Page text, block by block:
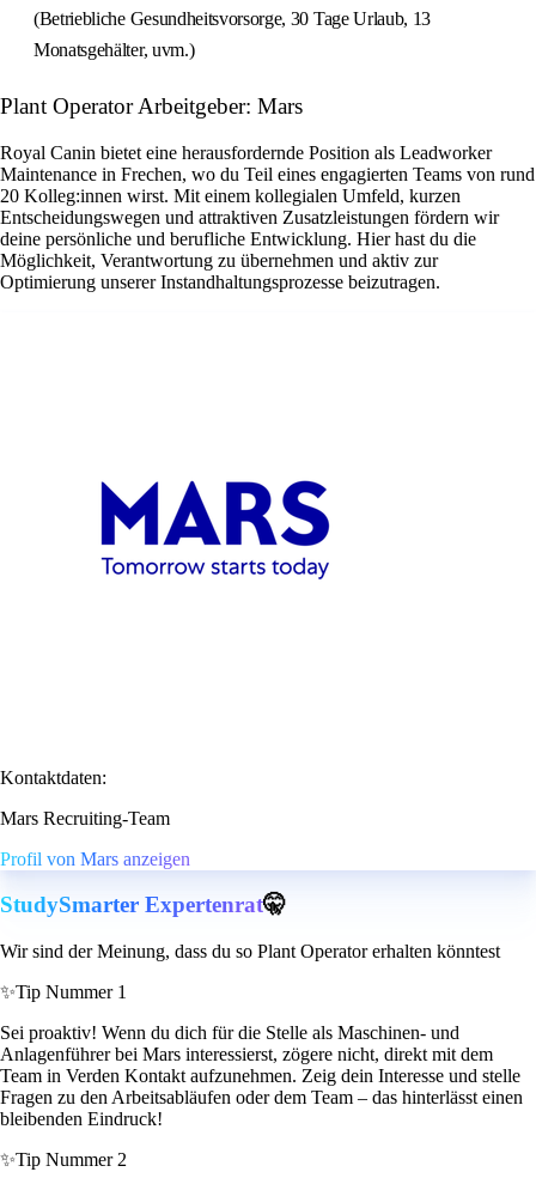
(Betriebliche Gesundheitsvorsorge, 30 Tage Urlaub, 13
Monatsgehälter, uvm.)
Plant Operator Arbeitgeber: Mars
Royal Canin bietet eine herausfordernde Position als Leadworker
Maintenance in Frechen, wo du Teil eines engagierten Teams von rund
20 Kolleg:innen wirst. Mit einem kollegialen Umfeld, kurzen
Entscheidungswegen und attraktiven Zusatzleistungen fördern wir
deine persönliche und berufliche Entwicklung. Hier hast du die
Möglichkeit, Verantwortung zu übernehmen und aktiv zur
Optimierung unserer Instandhaltungsprozesse beizutragen.
Kontaktdaten:
Mars Recruiting-Team
Profil von Mars anzeigen
StudySmarter Expertenrat🤫
Wir sind der Meinung, dass du so Plant Operator erhalten könntest
✨Tip Nummer 1
Sei proaktiv! Wenn du dich für die Stelle als Maschinen- und
Anlagenführer bei Mars interessierst, zögere nicht, direkt mit dem
Team in Verden Kontakt aufzunehmen. Zeig dein Interesse und stelle
Fragen zu den Arbeitsabläufen oder dem Team – das hinterlässt einen
bleibenden Eindruck!
✨Tip Nummer 2